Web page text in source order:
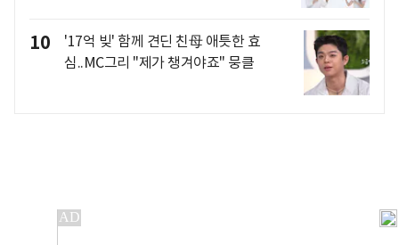
10
'17억 빚' 함께 견딘 친母 애틋한 효
심..MC그리 "제가 챙겨야죠" 뭉클